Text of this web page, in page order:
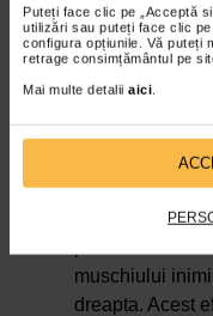
Puteți face clic pe „Acceptă
utilizări sau puteți face clic
configura opțiunile. Vă puteți
retrage consimțământul pe
Mai multe detalii aici.
accident
Hipertensiune
hipertensiune
drept, afectand
Insuficienta
in circulatia
muschiului
dreapta. Acest